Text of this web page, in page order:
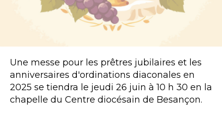
Une messe pour les prêtres jubilaires et les
anniversaires d'ordinations diaconales en
2025 se tiendra le jeudi 26 juin à 10 h 30 en la
chapelle du Centre diocésain de Besançon.